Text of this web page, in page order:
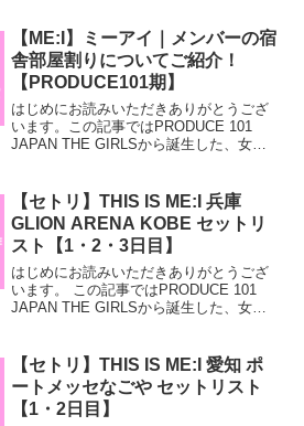
TH...
【ME:I】ミーアイ｜メンバーの宿
舎部屋割りについてご紹介！
【PRODUCE101期】
はじめにお読みいただきありがとうござ
います。この記事ではPRODUCE 101
JAPAN THE GIRLSから誕生した、女性
THE GIRLS期）...
【セトリ】THIS IS ME:I 兵庫
GLION ARENA KOBE セットリ
スト【1・2・3日目】
はじめにお読みいただきありがとうござ
います。 この記事ではPRODUCE 101
JAPAN THE GIRLSから誕生した、女性
GL...
【セトリ】THIS IS ME:I 愛知 ポ
ートメッセなごや セットリスト
【1・2日目】